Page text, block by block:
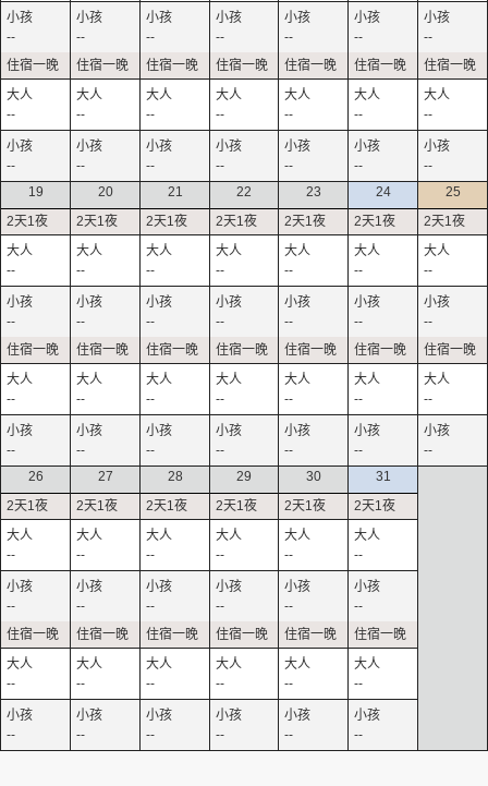
--
--
--
--
--
--
--
--
--
--
--
--
--
--
--
--
--
--
--
--
--
19
--
--
--
--
20
--
--
--
--
21
--
--
--
--
22
--
--
--
--
23
--
--
--
--
24
--
--
--
--
25
--
--
--
--
26
--
--
--
--
27
--
--
--
--
28
--
--
--
--
29
--
--
--
--
30
--
--
--
--
31
--
--
--
--